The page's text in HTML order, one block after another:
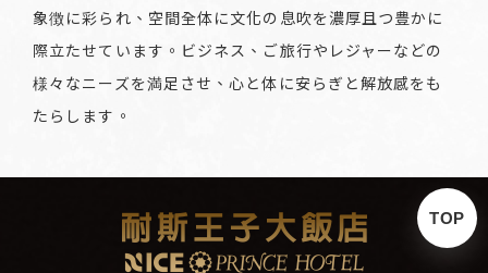
象徴に彩られ、空間全体に文化の息吹を濃厚且つ豊かに
際立たせています。ビジネス、ご旅行やレジャーなどの
様々なニーズを満足させ、心と体に安らぎと解放感をも
たらします。
TOP